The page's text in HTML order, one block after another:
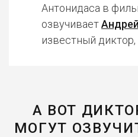
Антонидаса в
озвучивает
известный диктор,
А ВОТ
МОГУТ